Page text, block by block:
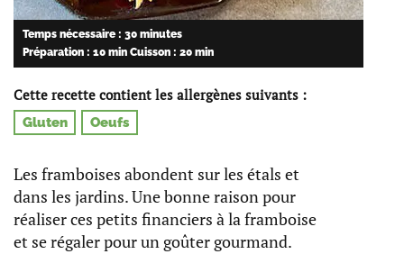
Temps nécessaire : 30 minutes
Préparation : 10 min Cuisson : 20 min
Cette recette contient les allergènes suivants :
Gluten Oeufs
Les framboises abondent sur les étals et
dans les jardins. Une bonne raison pour
réaliser ces petits financiers à la framboise
et se régaler pour un goûter gourmand.